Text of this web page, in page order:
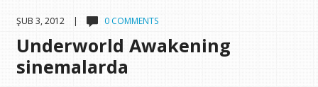
ŞUB 3, 2012 | 0 COMMENTS
Underworld Awakening
sinemalarda